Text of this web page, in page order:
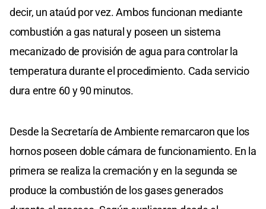
decir, un ataúd por vez. Ambos funcionan mediante
combustión a gas natural y poseen un sistema
mecanizado de provisión de agua para controlar la
temperatura durante el procedimiento. Cada servicio
dura entre 60 y 90 minutos.
Desde la Secretaría de Ambiente remarcaron que los
hornos poseen doble cámara de funcionamiento. En la
primera se realiza la cremación y en la segunda se
produce la combustión de los gases generados